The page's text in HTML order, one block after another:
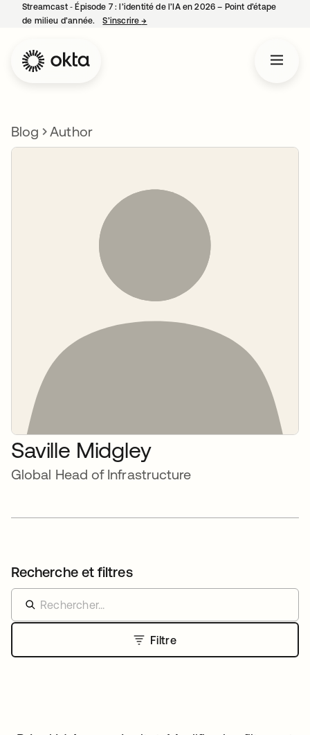
Streamcast ‑ Épisode 7 : l’identité de l’IA en 2026 – Point d’étape
de milieu d’année.
S’inscrire→
Blog Author
Saville Midgley
Global Head of Infrastructure
Recherche et filtres
Filtre